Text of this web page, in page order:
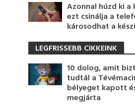
Azonnal húzd ki
ezt csinálja a
károsodhat a
LEGFRISSEBB CIKKEINK
10 dolog, amit
tudtál a
bélyeget kapott
megjárta